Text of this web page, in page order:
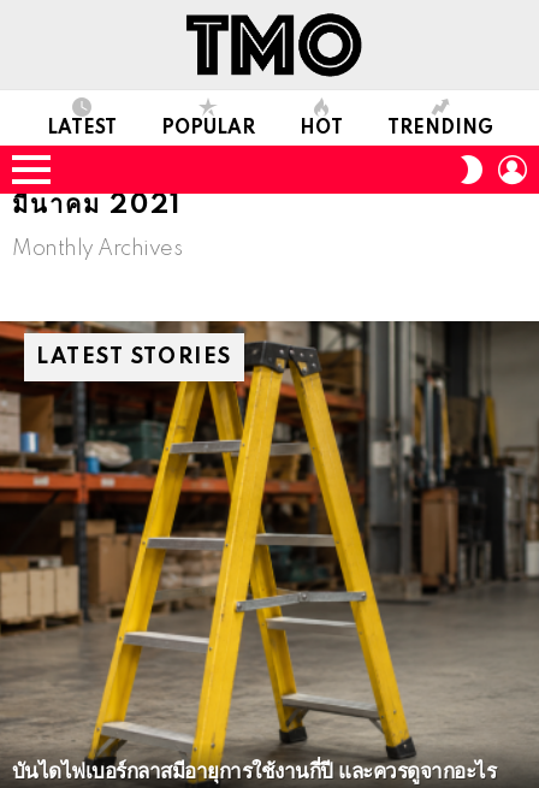
LATEST POPULAR HOT TRENDING
Menu
SKIN
มีนาคม 2021
Monthly Archives
LATEST STORIES
บันไดไฟเบอร์กลาสมีอายุการใช้งานกี่ปี และควรดูจากอะไร